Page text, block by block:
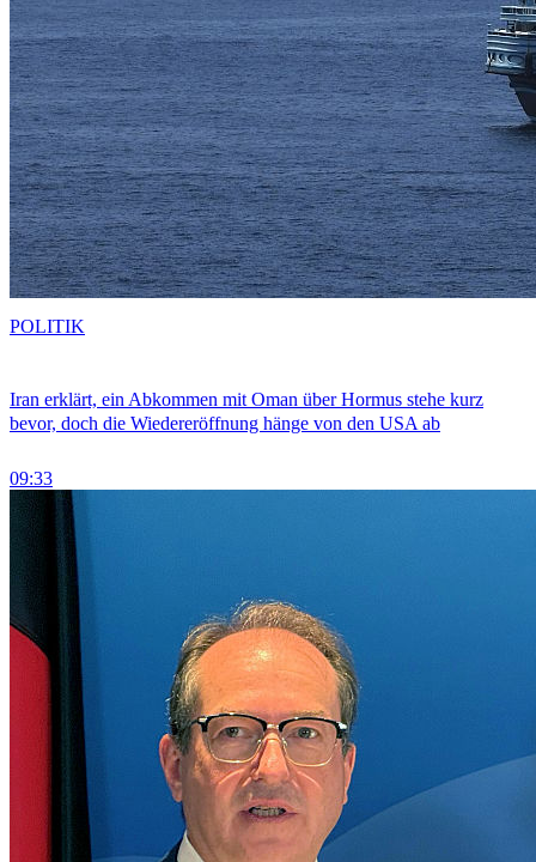
Iran erklärt, ein Abkommen mit Oman über Hormus stehe kurz
bevor, doch die Wiedereröffnung hänge von den USA ab
09:33
POLITIK